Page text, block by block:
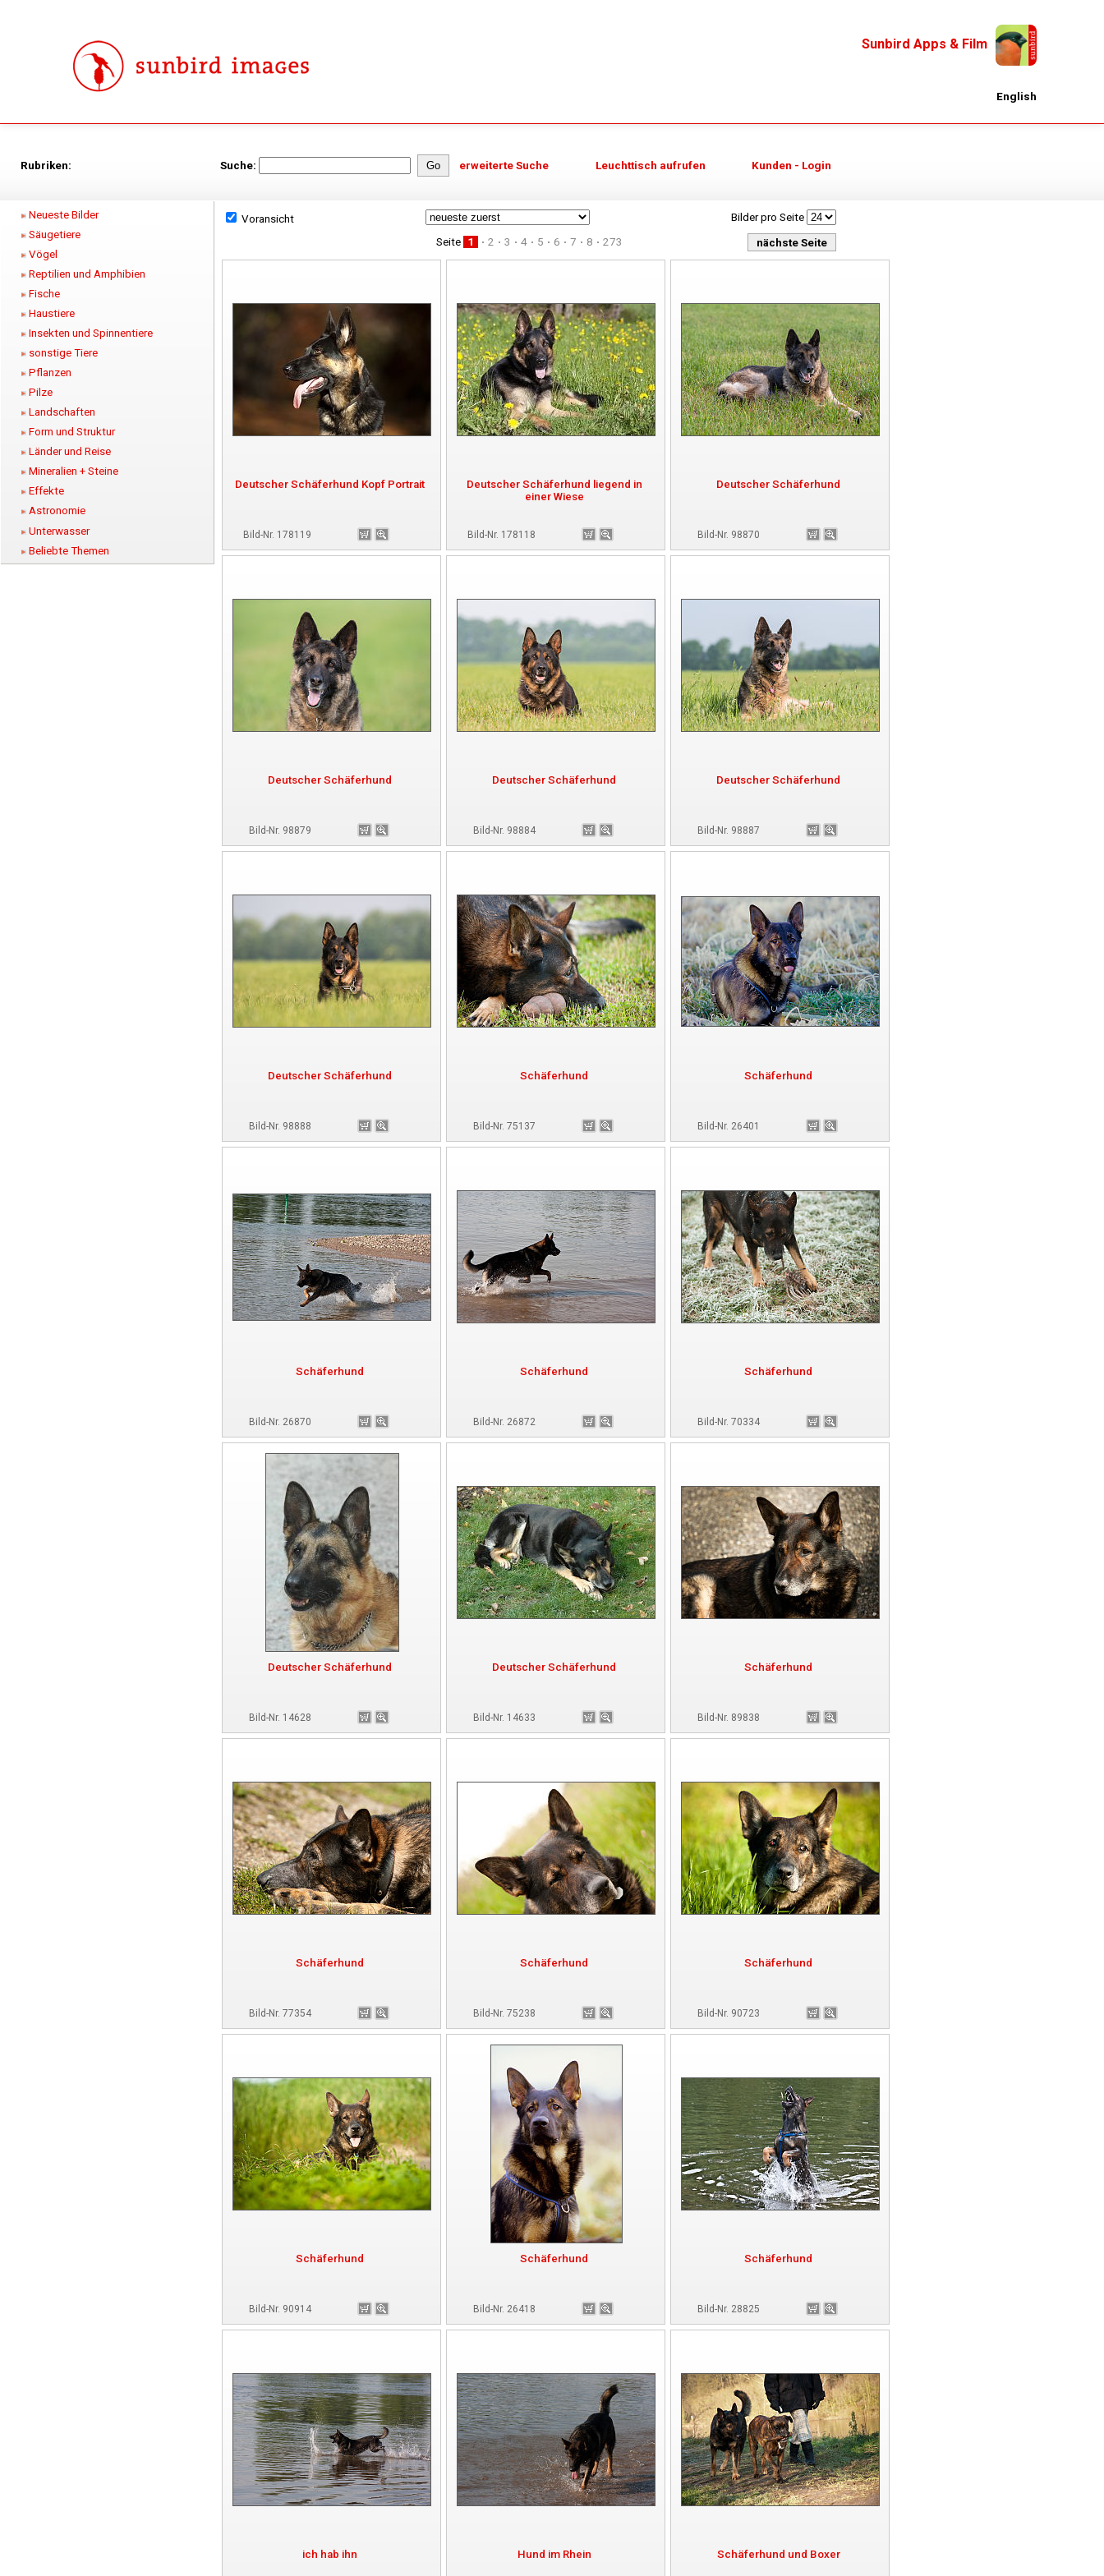
Sunbird Apps & Film
English
Rubriken: Suche: erweiterte Suche Leuchttisch aufrufen Kunden - Login
Neueste Bilder
Säugetiere
Vögel
Reptilien und Amphibien
Fische
Haustiere
Insekten und Spinnentiere
sonstige Tiere
Pflanzen
Pilze
Landschaften
Form und Struktur
Länder und Reise
Mineralien + Steine
Effekte
Astronomie
Unterwasser
Beliebte Themen
Voransicht
Bilder pro Seite
Seite 1 2 3 4 5 6 7 8 273 nächste Seite
Deutscher Schäferhund Kopf Portrait
Bild-Nr. 178119
Deutscher Schäferhund liegend in
einer Wiese
Bild-Nr. 178118
Deutscher Schäferhund
Bild-Nr. 98870
Deutscher Schäferhund
Bild-Nr. 98879
Deutscher Schäferhund
Bild-Nr. 98884
Deutscher Schäferhund
Bild-Nr. 98887
Deutscher Schäferhund
Bild-Nr. 98888
Schäferhund
Bild-Nr. 75137
Schäferhund
Bild-Nr. 26401
Schäferhund
Bild-Nr. 26870
Schäferhund
Bild-Nr. 26872
Schäferhund
Bild-Nr. 70334
Deutscher Schäferhund
Bild-Nr. 14628
Deutscher Schäferhund
Bild-Nr. 14633
Schäferhund
Bild-Nr. 89838
Schäferhund
Bild-Nr. 77354
Schäferhund
Bild-Nr. 75238
Schäferhund
Bild-Nr. 90723
Schäferhund
Bild-Nr. 90914
Schäferhund
Bild-Nr. 26418
Schäferhund
Bild-Nr. 28825
ich hab ihn Hund im Rhein Schäferhund und Boxer